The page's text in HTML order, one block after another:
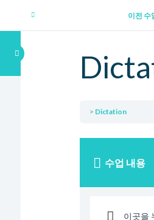
이전 수
Dictation
수업 내용
이곳을